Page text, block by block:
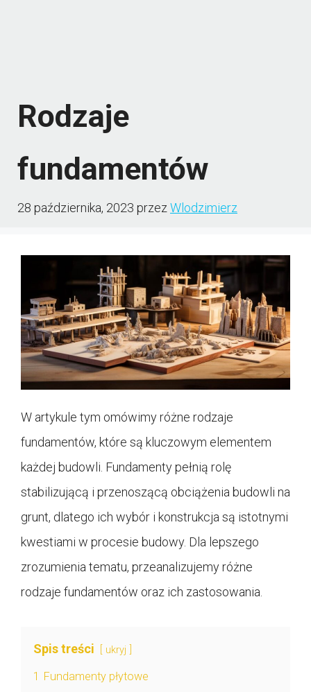
Rodzaje
fundamentów
28 października, 2023 przez Wlodzimierz
W artykule tym omówimy różne rodzaje
fundamentów, które są kluczowym elementem
każdej budowli. Fundamenty pełnią rolę
stabilizującą i przenoszącą obciążenia budowli na
grunt, dlatego ich wybór i konstrukcja są istotnymi
kwestiami w procesie budowy. Dla lepszego
zrozumienia tematu, przeanalizujemy różne
rodzaje fundamentów oraz ich zastosowania.
Spis treści ukryj
1 Fundamenty płytowe